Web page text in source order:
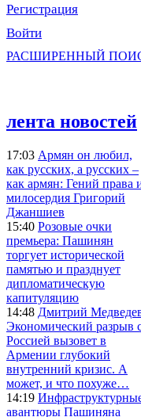
Регистрация
Войти
РАСШИРЕННЫЙ
лента новостей
17:03 Армян он любил,
как русских, а русских –
как армян: Гений права
милосердия Григорий
Джаншиев
15:40 Розовые очки
премьера: Пашинян
торгует исторической
памятью и празднует
дипломатическую
капитуляцию
14:48 Дмитрий
Экономический разрыв
Россией вызовет в
Армении глубокий
внутренний кризис. А
может, и что похуже…
14:19
авантюры Пашиняна